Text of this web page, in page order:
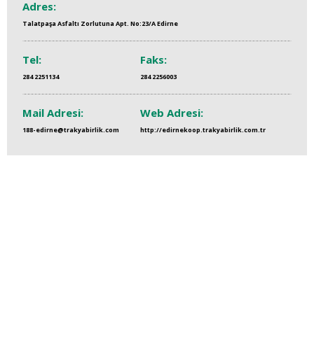
Adres:
Talatpaşa Asfaltı Zorlutuna Apt. No:23/A Edirne
Tel: Faks:
284 2251134 284 2256003
Mail Adresi: Web Adresi:
188-edirne@trakyabirlik.com http://edirnekoop.trakyabirlik.com.tr